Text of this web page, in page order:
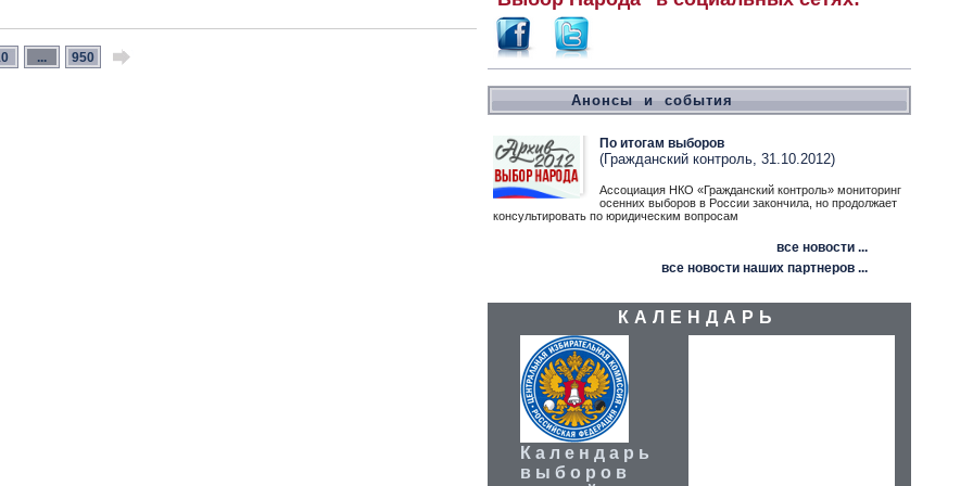
... 950
Анонсы и события
По итогам выборов
(Гражданский контроль, 31.10.2012)
Ассоциация НКО «Гражданский контроль» мониторинг
осенних выборов в России закончила, но продолжает
консультировать по юридическим вопросам
все новости ...
все новости наших партнеров ...
КАЛЕНДАРЬ
Календарь
выборов